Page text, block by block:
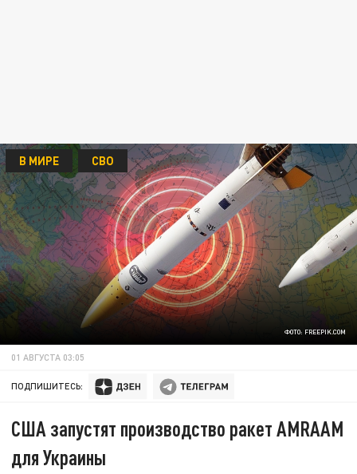
ФОТО: FREEPIK.COM
В МИРЕ СВО
01 АВГУСТА 03:05
ПОДПИШИТЕСЬ:
США запустят производство ракет AMRAAM
для Украины